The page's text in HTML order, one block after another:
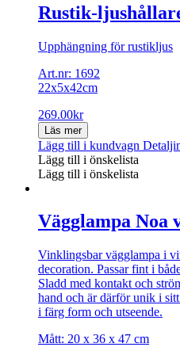
Rustik-
Upphängning för rustikljus
Art.nr: 1692
22x5x42cm
269.00kr
Läs mer
Lägg till i kundvagn
Lägg till i önskelista
Lägg till i önskelista
Vägglampa Noa
Vinklingsbar vägglampa i
decoration. Passar fint i
Sladd med kontakt och
hand och är därför unik i
i färg form och utseende.
Mått: 20 x 36 x 47 cm